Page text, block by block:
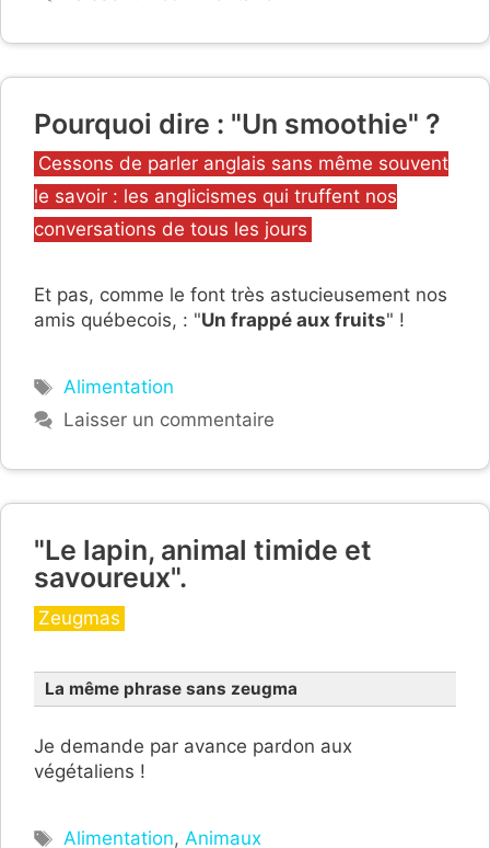
Pourquoi dire : "Un smoothie" ?
Catégories
Cessons de parler anglais sans même souvent
le savoir : les anglicismes qui truffent nos
conversations de tous les jours
Et pas, comme le font très astucieusement nos
amis québecois, : "Un frappé aux fruits" !
Étiquettes
Alimentation
Laisser un commentaire
"Le lapin, animal timide et
savoureux".
Catégories
Zeugmas
La même phrase sans zeugma
Je demande par avance pardon aux
végétaliens !
Étiquettes
Alimentation,Animaux